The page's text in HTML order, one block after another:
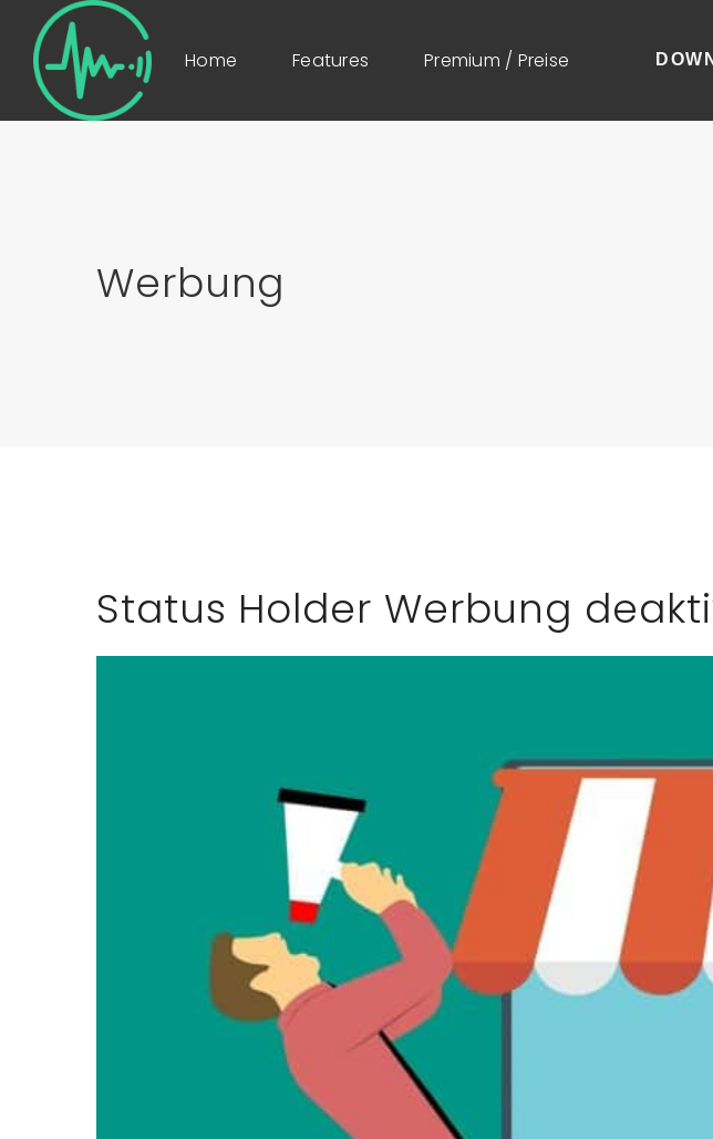
Home Features Premium / Preise
Werbung
Status Holder Werbung